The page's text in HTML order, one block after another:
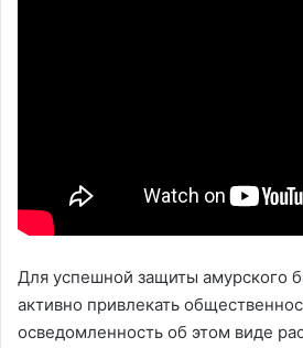
Для успешной защиты амурского
активно привлекать
осведомленность об этом виде